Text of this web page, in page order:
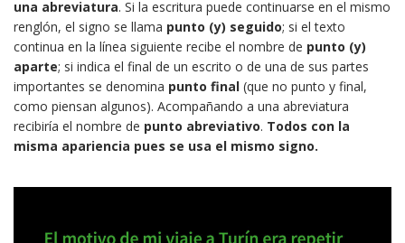
una abreviatura. Si la escritura puede continuarse en el mismo
renglón, el signo se llama punto (y) seguido; si el texto
continua en la línea siguiente recibe el nombre de punto (y)
aparte; si indica el final de un escrito o de una de sus partes
importantes se denomina punto final (que no punto y final,
como piensan algunos). Acompañando a una abreviatura
recibiría el nombre de punto abreviativo. Todos con la
misma apariencia pues se usa el mismo signo.